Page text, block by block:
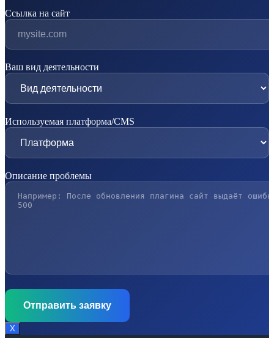
Ссылка на сайт
Ваш вид деятельности
Используемая платформа/CMS
Описание проблемы
Х